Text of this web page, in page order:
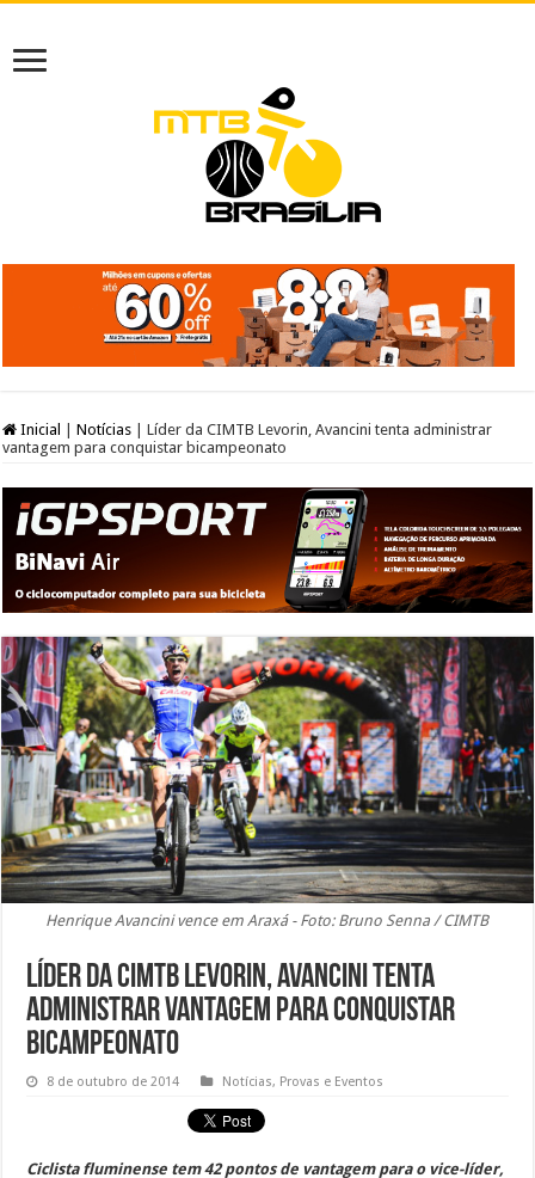
Inicial Notícias
Líder da CIMTB Levorin, Avancini tenta administrar
vantagem para conquistar bicampeonato
Henrique Avancini vence em Araxá - Foto: Bruno Senna / CIMTB
Líder da CIMTB Levorin, Avancini tenta
administrar vantagem para conquistar
bicampeonato
8 de outubro de 2014 Notícias, Provas e Eventos
Ciclista fluminense tem 42 pontos de vantagem para o vice-líder,